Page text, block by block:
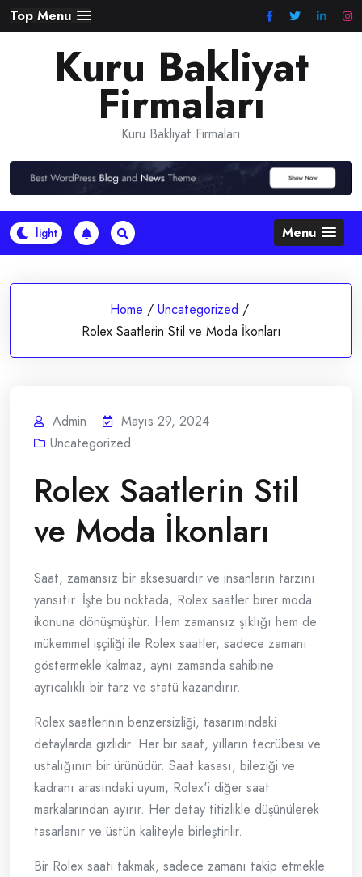
Skip
to
Top Menu
Kuru Bakliyat
Firmaları
Kuru Bakliyat Firmaları
Menu
Home / Uncategorized /
Rolex Saatlerin Stil ve Moda İkonları
Admin
Mayıs 29, 2024
Uncategorized
Rolex Saatlerin Stil
ve Moda İkonları
Saat, zamansız bir aksesuardır ve insanların tarzını
yansıtır. İşte bu noktada, Rolex saatler birer moda
ikonuna dönüşmüştür. Hem zamansız şıklığı hem de
mükemmel işçiliği ile Rolex saatler, sadece zamanı
göstermekle kalmaz, aynı zamanda sahibine
ayrıcalıklı bir tarz ve statü kazandırır.
Rolex saatlerinin benzersizliği, tasarımındaki
detaylarda gizlidir. Her bir saat, yılların tecrübesi ve
ustalığının bir ürünüdür. Saat kasası, bileziği ve
kadranı arasındaki uyum, Rolex'i diğer saat
markalarından ayırır. Her detay titizlikle düşünülerek
tasarlanır ve üstün kaliteyle birleştirilir.
Bir Rolex saati takmak, sadece zamanı takip etmekle